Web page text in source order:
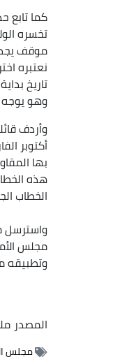
كما تابع
تخسره
موقف
تاريخ
وهو يوجه
وأردف
أكتوبر
بها
هذه
الخطاب
واسترسل
مجلس
وتطبيقه
المصدر
مجلس